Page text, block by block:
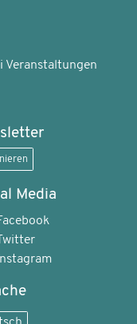
Veranstaltungen
Media
Twitter
Instagram